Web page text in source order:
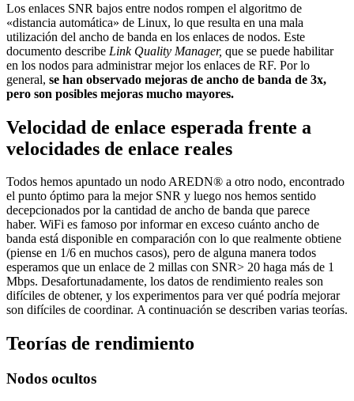
Los enlaces SNR bajos entre nodos rompen el algoritmo de
«distancia automática» de Linux, lo que resulta en una mala
utilización del ancho de banda en los enlaces de nodos. Este
documento describe Link Quality Manager, que se puede habilitar
en los nodos para administrar mejor los enlaces de RF. Por lo
general, se han observado mejoras de ancho de banda de 3x,
pero son posibles mejoras mucho mayores.
Velocidad de enlace esperada frente a
velocidades de enlace reales
Todos hemos apuntado un nodo AREDN® a otro nodo, encontrado
el punto óptimo para la mejor SNR y luego nos hemos sentido
decepcionados por la cantidad de ancho de banda que parece
haber. WiFi es famoso por informar en exceso cuánto ancho de
banda está disponible en comparación con lo que realmente obtiene
(piense en 1/6 en muchos casos), pero de alguna manera todos
esperamos que un enlace de 2 millas con SNR> 20 haga más de 1
Mbps. Desafortunadamente, los datos de rendimiento reales son
difíciles de obtener, y los experimentos para ver qué podría mejorar
son difíciles de coordinar. A continuación se describen varias teorías.
Teorías de rendimiento
Nodos ocultos